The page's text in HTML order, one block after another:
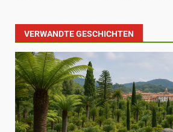
VERWANDTE GESCHICHTEN